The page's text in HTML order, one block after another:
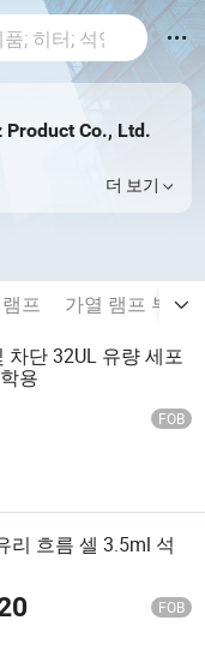
Co., Ltd.
더 보기
프
가열 램프 부품
차단 32UL 유량 세포
용
FOB
리 흐름 셀 3.5ml 석
FOB